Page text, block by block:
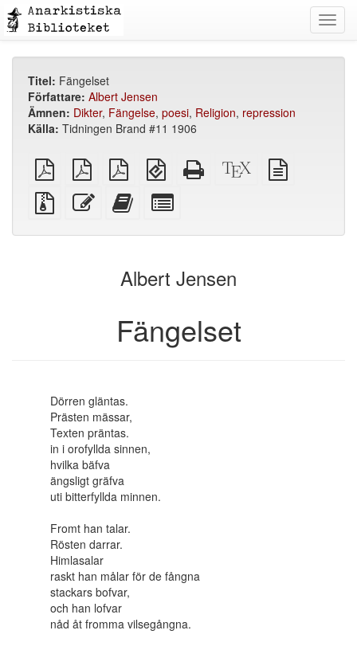
Titel: Fängelset
Författare: Albert Jensen
Ämnen: Dikter, Fängelse, poesi, Religion, repression
Källa: Tidningen Brand #11 1906
plain
PDF
A4
imposed
PDF
Letter
imposed
PDF
EPUB
(för
mobila
enheter)
Fristående
HTML
XeLaTeX
källa
Källfiler
med
Redigera
denna
Lägg
text
bokskaparen
for
bookbuilder
Albert Jensen
Fängelset
Dörren gläntas.
Prästen mässar,
Texten präntas.
in i orofyllda sinnen,
hvilka bäfva
ängsligt gräfva
uti bitterfyllda minnen.
Fromt han talar.
Rösten darrar.
Himlasalar
raskt han målar för de fångna
stackars bofvar,
och han lofvar
nåd åt fromma vilsegångna.